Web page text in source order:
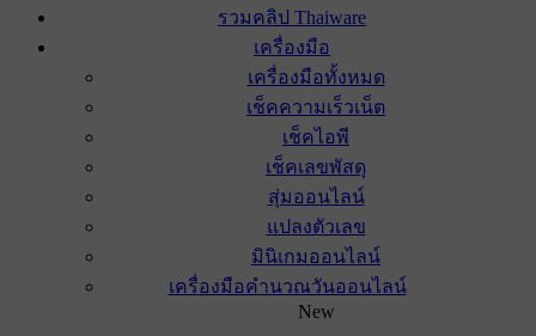
รวมคลิป Thaiware
เครื่องมือ
เครื่องมือทั้งหมด
เช็คความเร็วเน็ต
เช็คไอพี
เช็คเลขพัสดุ
สุ่มออนไลน์
แปลงตัวเลข
มินิเกมออนไลน์
เครื่องมือคำนวณวันออนไลน์
New